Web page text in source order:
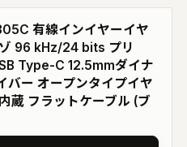
有線インイヤーイヤ
96 kHz/24 bits プリ
Type-C 12.5mmダイナ
バー オープンタイプイヤ
蔵 フラットケーブル (ブ